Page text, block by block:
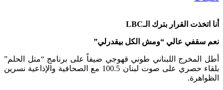
أنا اتخذت القرار بترك الـLBC
نعم سقفي عالي “ومش الكل بيقدرلي”
أطل المخرج اللبناني طوني قهوجي ضيفاً على برنامج “متل الحلم”
بلقاء حصري على صوت لبنان 100.5 مع الصحافية والإذاعية نسرين
الظواهرة.